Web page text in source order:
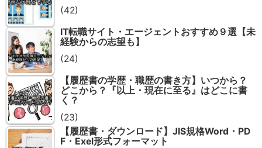
(42)
IT転職サイト・エージェントおすすめ９選【未
経験からの志望も】
(24)
【履歴書の学歴・職歴の書き方】いつから？
どこから？『以上・現在に至る』はどこに書
く？
(23)
【履歴書・ダウンロード】JIS規格Word・PD
F・Exel形式フォーマット